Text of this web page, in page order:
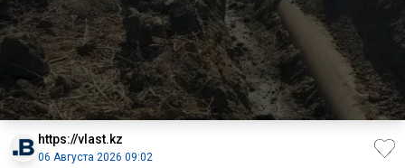
https://vlast.kz
06 Августа 2026 09:02